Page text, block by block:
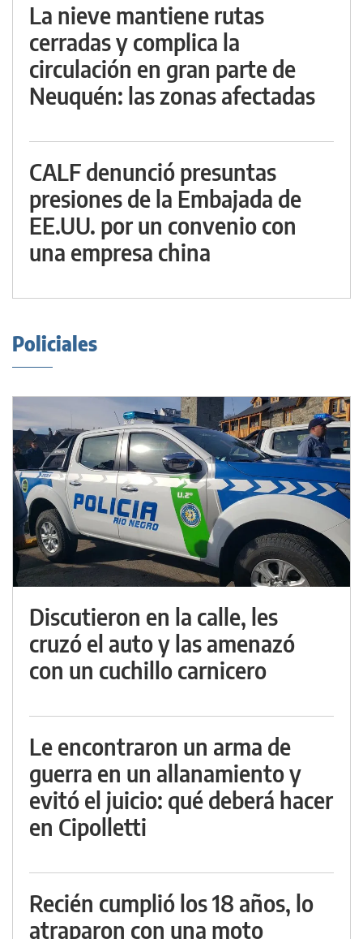
La nieve mantiene rutas
cerradas y complica la
circulación en gran parte de
Neuquén: las zonas afectadas
CALF denunció presuntas
presiones de la Embajada de
EE.UU. por un convenio con
una empresa china
Policiales
Discutieron en la calle, les
cruzó el auto y las amenazó
con un cuchillo carnicero
Le encontraron un arma de
guerra en un allanamiento y
evitó el juicio: qué deberá hacer
en Cipolletti
Recién cumplió los 18 años, lo
atraparon con una moto